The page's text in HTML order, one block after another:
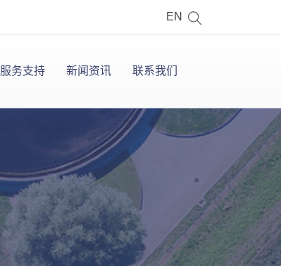
EN
服务支持 新闻资讯 联系我们